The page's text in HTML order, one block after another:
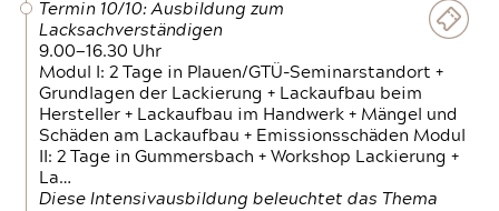
Termin 10/10: Ausbildung zum
Lacksachverständigen
9.00—16.30 Uhr
Modul I: 2 Tage in Plauen/GTÜ-Seminarstandort +
Grundlagen der Lackierung + Lackaufbau beim
Hersteller + Lackaufbau im Handwerk + Mängel und
Schäden am Lackaufbau + Emissionsschäden Modul
II: 2 Tage in Gummersbach + Workshop Lackierung +
La…
Diese Intensivausbildung beleuchtet das Thema